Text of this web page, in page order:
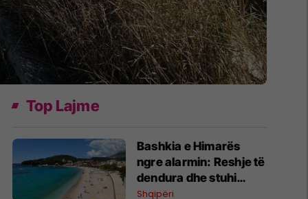
Top Lajme
Bashkia e Himarës
ngre alarmin: Reshje të
dendura dhe stuhi
gjatë së premtes
Shqipëri